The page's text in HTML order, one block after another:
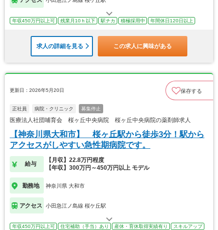
年収450万円以上可 残業月10ｈ以下 駅チカ 積極採用中 年間休日120日以上
求人の詳細を見る この求人に興味がある
更新日：2026年5月20日 保存する
正社員 病院・クリニック 募集停止
医療法人社団哺育会 桜ヶ丘中央病院 桜ヶ丘中央病院の薬剤師求人
【神奈川県大和市】 桜ヶ丘駅から徒歩3分！駅から
アクセスがしやすい急性期病院です。
給与
【月収】22.8万円程度
【年収】300万円～450万円以上 モデル
勤務地 神奈川県 大和市
アクセス 小田急江ノ島線 桜ケ丘駅
年収450万円以上可 住宅補助（手当）あり 産休・育休取得実績有り
スキルアップ